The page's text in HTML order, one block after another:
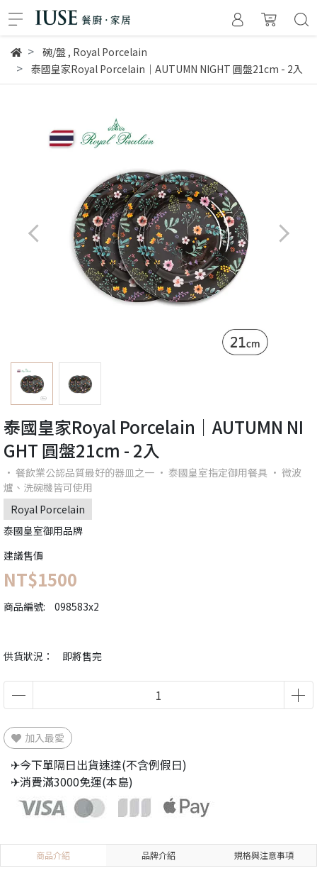
碗/盤, Royal Porcelain
泰國皇家Royal Porcelain｜AUTUMN NIGHT 圓盤21cm - 2入
泰國皇家Royal Porcelain｜AUTUMN NI
GHT 圓盤21cm - 2入
· 餐飲業公認品質最好的器皿之一 · 泰國皇室指定御用餐具 · 微波
爐、洗碗機皆可使用
Royal Porcelain
泰國皇室御用品牌
建議售價
NT$1500
商品編號: 098583x2
供貨狀況： 即將售完
加入最愛
✈今下單隔日出貨速達(不含例假日)
✈消費滿3000免運(本島)
商品介紹 品牌介紹 規格與注意事項